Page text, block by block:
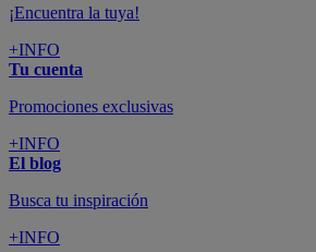
¡Encuentra la tuya!
+INFO
Tu cuenta
Promociones exclusivas
+INFO
El blog
Busca tu inspiración
+INFO